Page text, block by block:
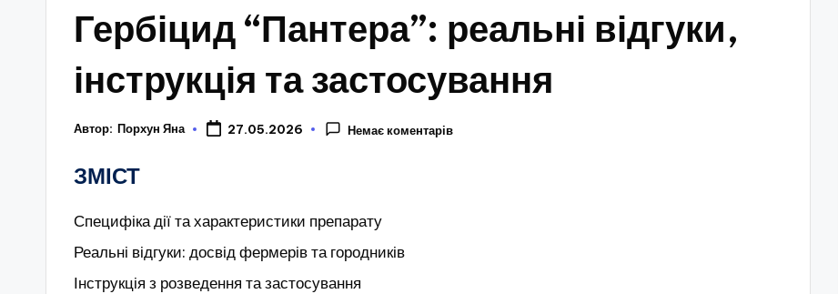
Гербіцид “Пантера”: реальні відгуки,
інструкція та застосування
Автор: Порхун Яна 27.05.2026 Немає коментарів
ЗМІСТ
Специфіка дії та характеристики препарату
Реальні відгуки: досвід фермерів та городників
Інструкція з розведення та застосування